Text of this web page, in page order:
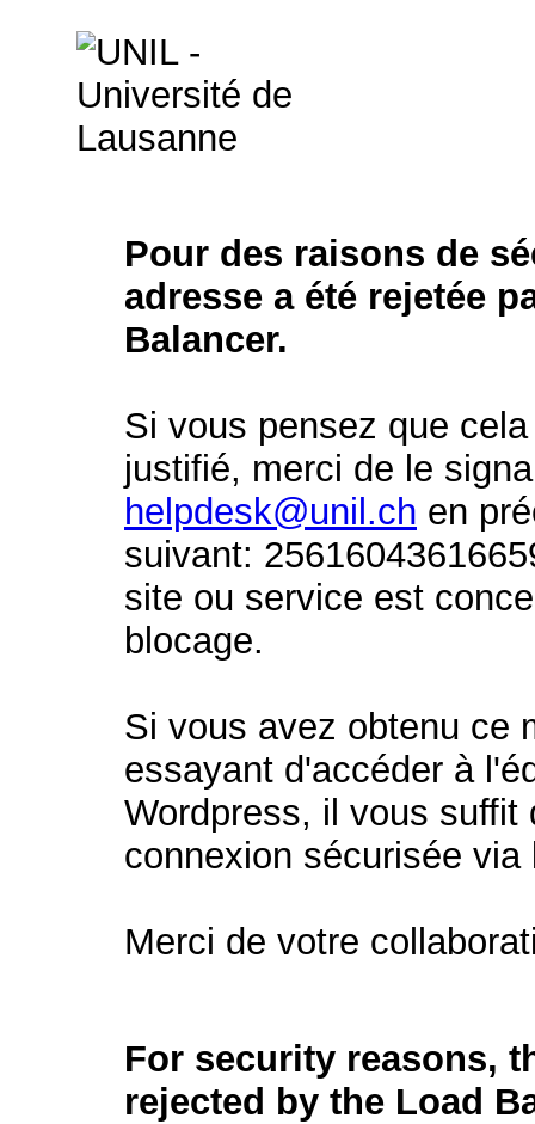
Pour des raisons de
adresse a été rejetée
Balancer.
Si vous pensez que
justifié, merci de le
helpdesk@unil.ch en
suivant:
site ou service est
blocage.
Si vous avez obtenu ce
essayant d'accéder à
Wordpress, il vous suffit
connexion sécurisée
Merci de votre
For security reasons,
rejected by the Load